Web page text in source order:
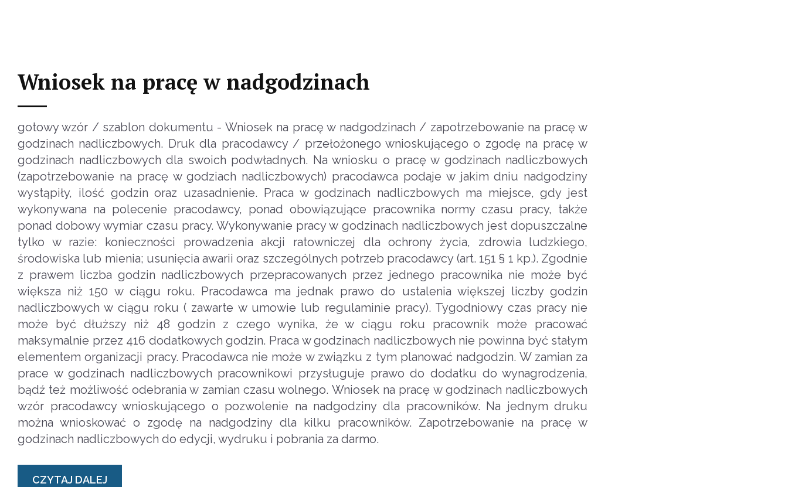
Wniosek na pracę w nadgodzinach
gotowy wzór / szablon dokumentu - Wniosek na pracę w nadgodzinach / zapotrzebowanie na pracę w
godzinach nadliczbowych. Druk dla pracodawcy / przełożonego wnioskującego o zgodę na pracę w
godzinach nadliczbowych dla swoich podwładnych. Na wniosku o pracę w godzinach nadliczbowych
(zapotrzebowanie na pracę w godziach nadliczbowych) pracodawca podaje w jakim dniu nadgodziny
wystąpiły, ilość godzin oraz uzasadnienie. Praca w godzinach nadliczbowych ma miejsce, gdy jest
wykonywana na polecenie pracodawcy, ponad obowiązujące pracownika normy czasu pracy, także
ponad dobowy wymiar czasu pracy. Wykonywanie pracy w godzinach nadliczbowych jest dopuszczalne
tylko w razie: konieczności prowadzenia akcji ratowniczej dla ochrony życia, zdrowia ludzkiego,
środowiska lub mienia; usunięcia awarii oraz szczególnych potrzeb pracodawcy (art. 151 § 1 kp.). Zgodnie
z prawem liczba godzin nadliczbowych przepracowanych przez jednego pracownika nie może być
większa niż 150 w ciągu roku. Pracodawca ma jednak prawo do ustalenia większej liczby godzin
nadliczbowych w ciągu roku ( zawarte w umowie lub regulaminie pracy). Tygodniowy czas pracy nie
może być dłuższy niż 48 godzin z czego wynika, że w ciągu roku pracownik może pracować
maksymalnie przez 416 dodatkowych godzin. Praca w godzinach nadliczbowych nie powinna być stałym
elementem organizacji pracy. Pracodawca nie może w związku z tym planować nadgodzin. W zamian za
prace w godzinach nadliczbowych pracownikowi przysługuje prawo do dodatku do wynagrodzenia,
bądź też możliwość odebrania w zamian czasu wolnego. Wniosek na pracę w godzinach nadliczbowych
wzór pracodawcy wnioskującego o pozwolenie na nadgodziny dla pracowników. Na jednym druku
można wnioskować o zgodę na nadgodziny dla kilku pracowników. Zapotrzebowanie na pracę w
godzinach nadliczbowych do edycji, wydruku i pobrania za darmo.
CZYTAJ DALEJ